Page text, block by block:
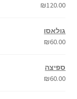
₪120.00
גולאסו
₪60.00
ספיצה
₪60.00